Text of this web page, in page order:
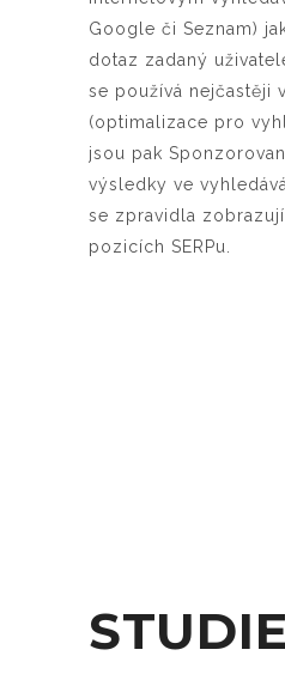
Google či Seznam)
dotaz zadaný
se používá nejčastěji
(optimalizace pro
jsou pak
výsledky ve
se zpravidla
pozicích SERPu.